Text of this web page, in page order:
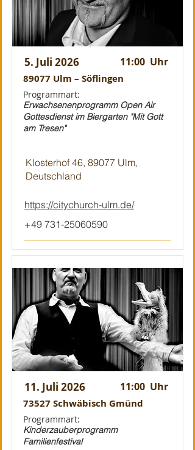
5. Juli 2026 11:00 Uhr
89077 Ulm – Söflingen
Programmart:
Erwachsenenprogramm Open Air
Gottesdienst im Biergarten "Mit Gott
am Tresen"
Klosterhof 46, 89077 Ulm,
Deutschland
https://citychurch-ulm.de/
+49 731-25060590
11. Juli 2026 11:00 Uhr
73527 Schwäbisch Gmünd
Programmart:
Kinderzauberprogramm
Familienfestival